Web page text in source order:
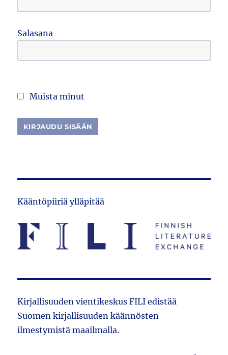
Salasana
Muista minut
Kääntöpiiriä ylläpitää
Kirjallisuuden vientikeskus FILI edistää
Suomen kirjallisuuden käännösten
ilmestymistä maailmalla.